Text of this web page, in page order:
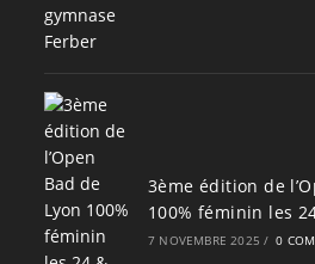
3ème édition de
100% féminin les
7 NOVEMBRE 2025 / 0